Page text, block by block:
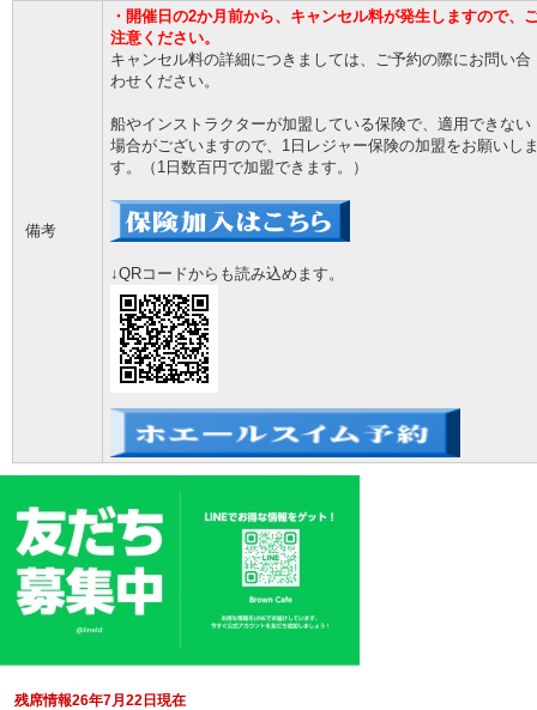
備考
・開催日の2か月前から、キャンセル料が発生しますので、
注意ください。
キャンセル料の詳細につきましては、ご予約の際にお問い合
わせください。
船やインストラクターが加盟している保険で、適用できない
場合がございますので、1日レジャー保険の加盟をお願いし
す。（1日数百円で加盟できます。）
↓QRコードからも読み込めます。
残席情報26年7月22日現在